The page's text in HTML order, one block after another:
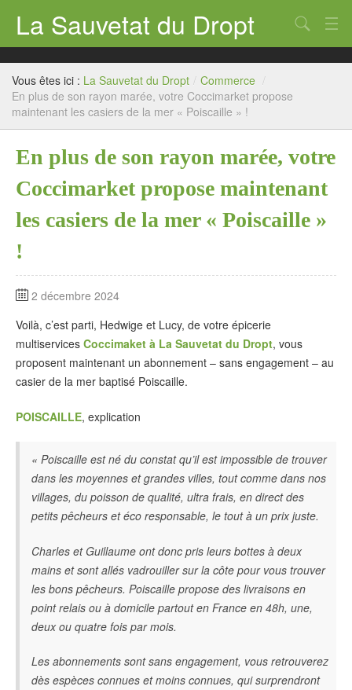
La Sauvetat du Dropt
Accueil
Mairie
Le village
Annuaire Pro
Écoles
Archives
Agenda 2026
Contact
Chercher
Vous êtes ici : La Sauvetat du Dropt / Commerce /
En plus de son rayon marée, votre Coccimarket propose
maintenant les casiers de la mer « Poiscaille » !
En plus de son rayon marée, votre
Coccimarket propose maintenant
les casiers de la mer « Poiscaille »
!
2 décembre 2024
Voilà, c’est parti, Hedwige et Lucy, de votre épicerie
multiservices Coccimaket à La Sauvetat du Dropt, vous
proposent maintenant un abonnement – sans engagement – au
casier de la mer baptisé Poiscaille.
POISCAILLE, explication
« Poiscaille est né du constat qu’il est impossible de trouver
dans les moyennes et grandes villes, tout comme dans nos
villages, du poisson de qualité, ultra frais, en direct des
petits pêcheurs et éco responsable, le tout à un prix juste.
Charles et Guillaume ont donc pris leurs bottes à deux
mains et sont allés vadrouiller sur la côte pour vous trouver
les bons pêcheurs. Poiscaille propose des livraisons en
point relais ou à domicile partout en France en 48h, une,
deux ou quatre fois par mois.
Les abonnements sont sans engagement, vous retrouverez
dès espèces connues et moins connues, qui surprendront